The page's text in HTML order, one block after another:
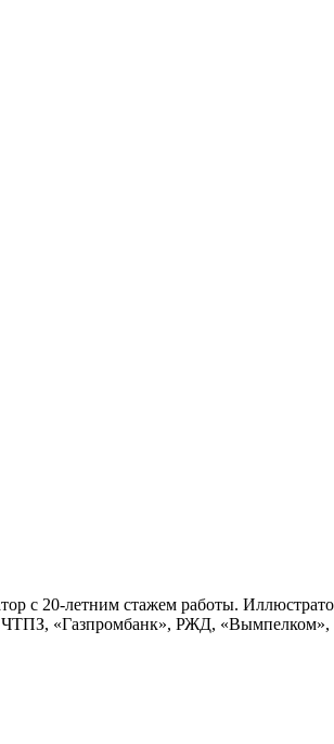
20-летним стажем работы.
«Газпромбанк», РЖД, «Вымпелком»,